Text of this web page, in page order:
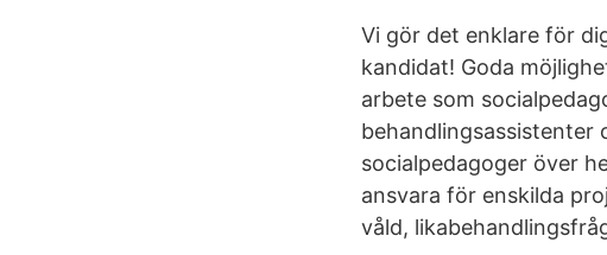
Vi gör det enklare för
kandidat! Goda
arbete som
behandlingsassistenter
socialpedagoger över
ansvara för enskilda
våld,